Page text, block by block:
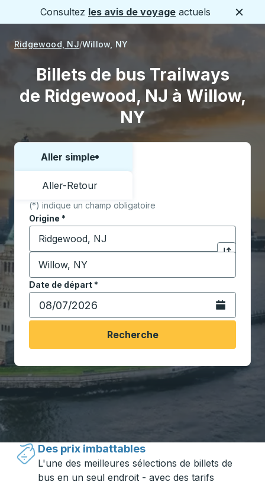
Consultez les avis de voyage actuels
Ridgewood, NJ Willow, NY
Billets de bus Trailways
de Ridgewood, NJ à Willow,
NY
Choisissez un sens ou un aller-retour:
Aller simple
Aller-Retour
(*) indique un champ obligatoire
Origine *
Commencez à saisir la ville d'origine pour ouvrir
Cliquez
Destination*
Commencez à saisir la ville de destination pour
Date de départ*
Tapez la date au format date Barre oblique du mois à
Ouvrez le
Recherche
Voyager en toute simplicité avec
Des prix imbattables
L'une des meilleures sélections de billets de
bus en un seul endroit - avec des tarifs